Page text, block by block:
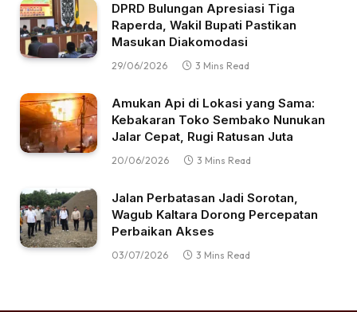
DPRD Bulungan Apresiasi Tiga
Raperda, Wakil Bupati Pastikan
Masukan Diakomodasi
29/06/2026 3 Mins Read
Amukan Api di Lokasi yang Sama:
Kebakaran Toko Sembako Nunukan
Jalar Cepat, Rugi Ratusan Juta
20/06/2026 3 Mins Read
Jalan Perbatasan Jadi Sorotan,
Wagub Kaltara Dorong Percepatan
Perbaikan Akses
03/07/2026 3 Mins Read